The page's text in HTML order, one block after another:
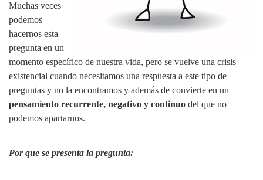
Muchas veces
podemos
hacernos esta
pregunta en un
momento específico de nuestra vida, pero se vuelve una crisis
existencial cuando necesitamos una respuesta a este tipo de
preguntas y no la encontramos y además de convierte en un
pensamiento recurrente, negativo y continuo del que no
podemos apartarnos.
Por que se presenta la pregunta: